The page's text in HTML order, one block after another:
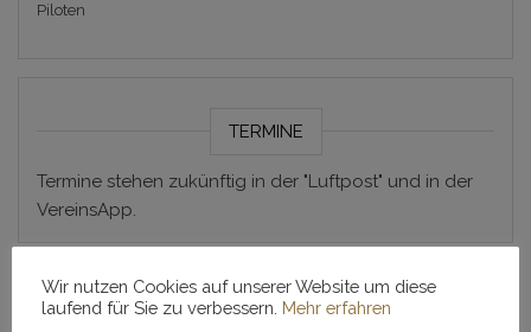
Piloten
TERMINE
Termine stehen zukünftig in der "Luftpost" und in der
VereinsApp.
NEUESTE BEITRÄGE
Wir nutzen Cookies auf unserer Website um diese
laufend für Sie zu verbessern. Mehr erfahren